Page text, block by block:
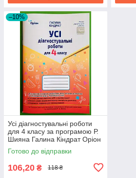
–10%
Усі діагностувальні роботи
для 4 класу за програмою Р.
Шияна Галина Кіндрат Оріон
Готово до відправки
106,20 ₴ 118 ₴